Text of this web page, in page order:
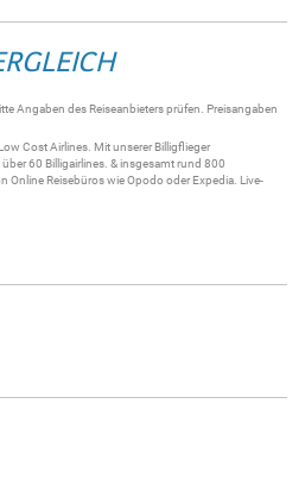
Angaben des Reiseanbieters prüfen. Preisangaben
Cost Airlines. Mit unsererBilligflieger
60 Billigairlines . & insgesamt rund 800
Online Reisebüros wie Opodo oder Expedia. Live-